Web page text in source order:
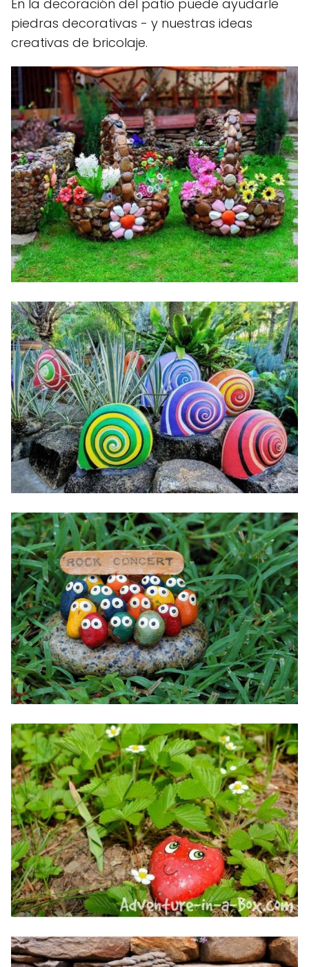
En la decoración del patio puede ayudarle
piedras decorativas - y nuestras ideas
creativas de bricolaje.